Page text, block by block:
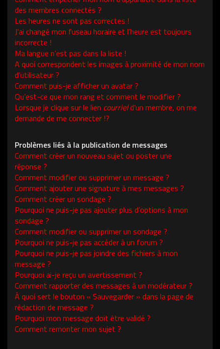
des membres connectés ?
Les heures ne sont pas correctes !
J’ai changé mon fuseau horaire et l’heure est toujours
incorrecte !
Ma langue n’est pas dans la liste !
A quoi correspondent les images à proximité de mon nom
d’utilisateur ?
Comment puis-je afficher un avatar ?
Qu’est-ce que mon rang et comment le modifier ?
Lorsque je clique sur le lien courrield’un membre, on me
demande de me connecter !?
Problèmes liés à la publication de messages
Comment créer un nouveau sujet ou poster une
réponse ?
Comment modifier ou supprimer un message ?
Comment ajouter une signature à mes messages ?
Comment créer un sondage ?
Pourquoi ne puis-je pas ajouter plus d’options à mon
sondage ?
Comment modifier ou supprimer un sondage ?
Pourquoi ne puis-je pas accéder à un forum ?
Pourquoi ne puis-je pas joindre des fichiers à mon
message ?
Pourquoi ai-je reçu un avertissement ?
Comment rapporter des messages à un modérateur ?
À quoi sert le bouton « Sauvegarder » dans la page de
rédaction de message ?
Pourquoi mon message doit être validé ?
Comment remonter mon sujet ?